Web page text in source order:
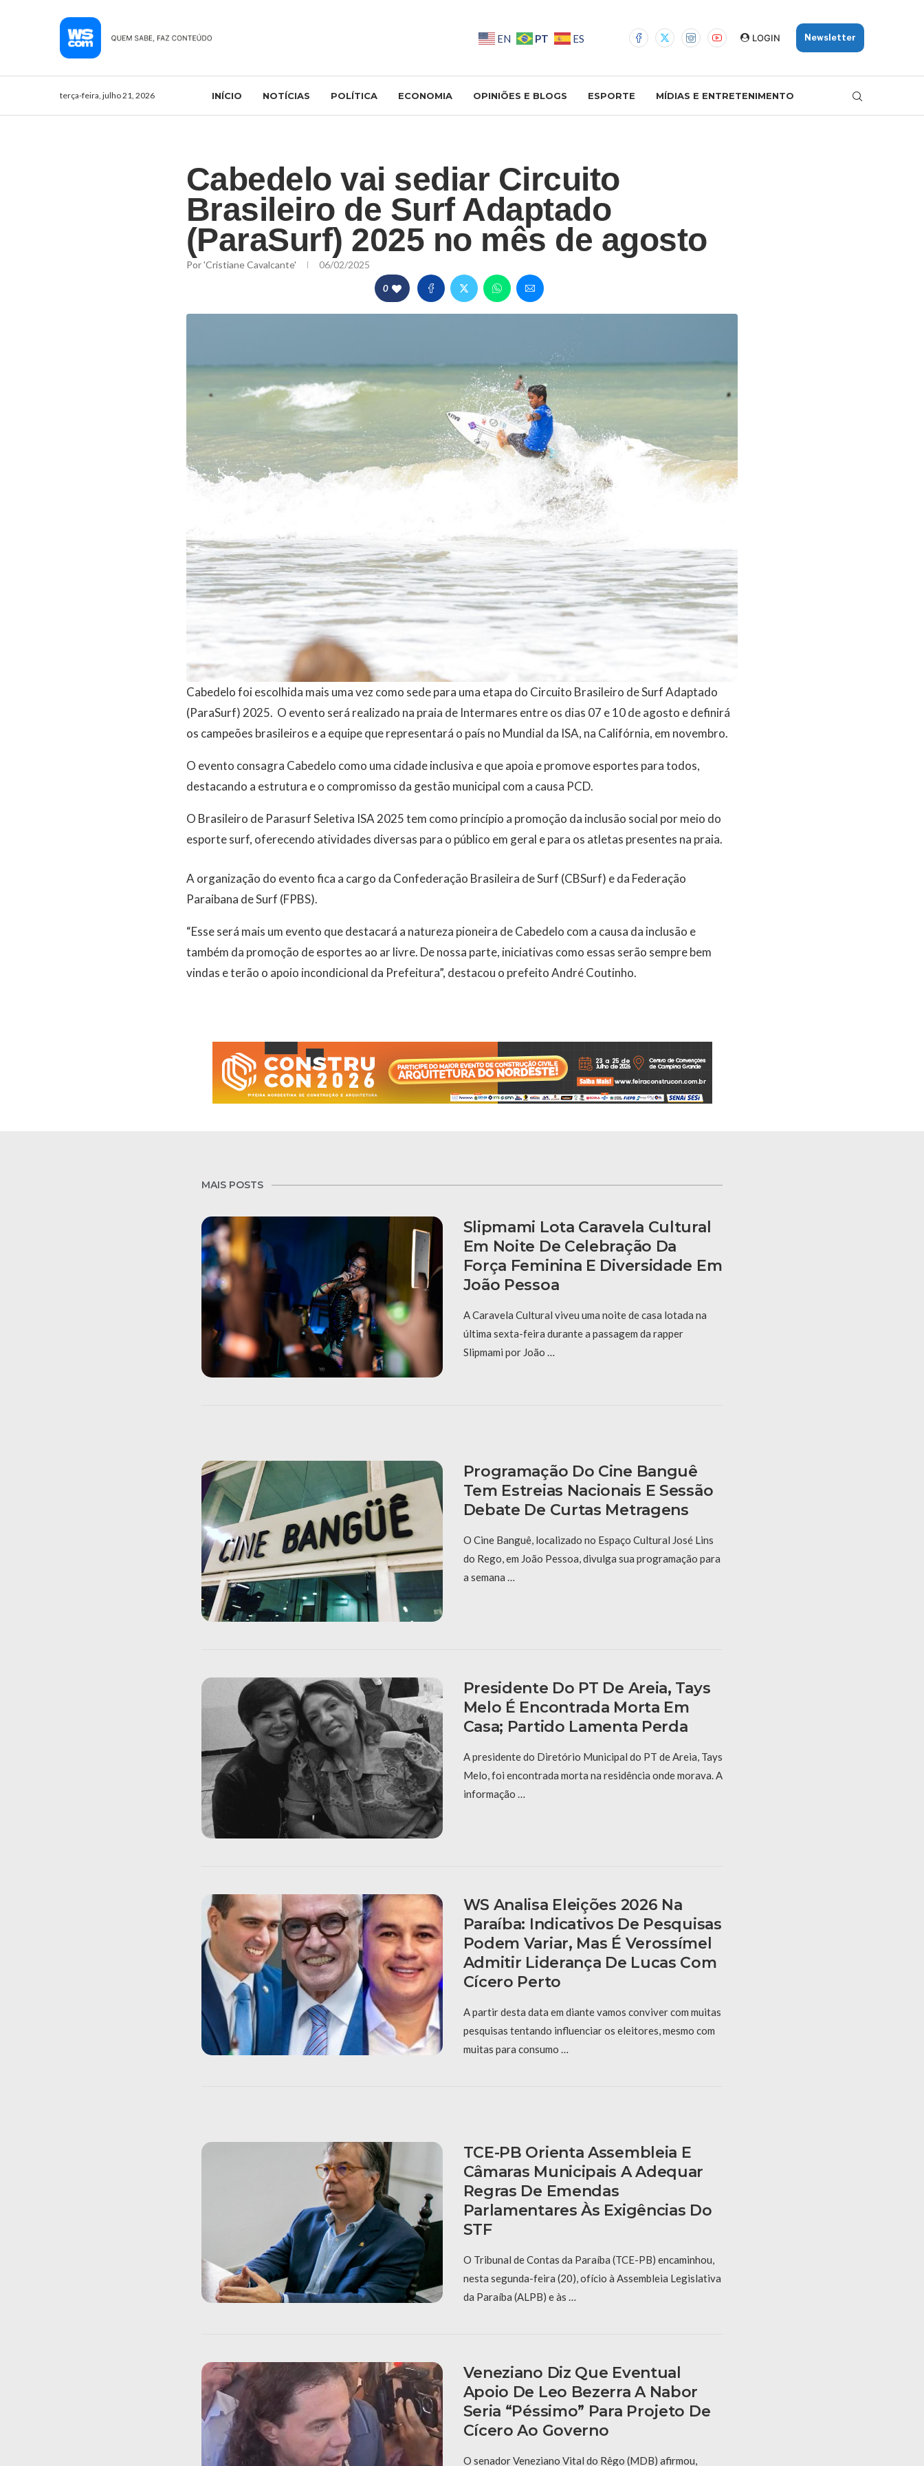
EN PT ES LOGIN Newsletter
terça-feira, julho 21, 2026 INÍCIO NOTÍCIAS POLÍTICA ECONOMIA OPINIÕES E BLOGS ESPORTE MÍDIAS E ENTRETENIMENTO
Cabedelo vai sediar Circuito
Brasileiro de Surf Adaptado
(ParaSurf) 2025 no mês de agosto
Por'Cristiane Cavalcante' 06/02/2025
0
Cabedelo foi escolhida mais uma vez como sede para uma etapa do Circuito Brasileiro de Surf Adaptado
(ParaSurf) 2025. O evento será realizado na praia de Intermares entre os dias 07 e 10 de agosto e definirá
os campeões brasileiros e a equipe que representará o país no Mundial da ISA, na Califórnia, em novembro.
O evento consagra Cabedelo como uma cidade inclusiva e que apoia e promove esportes para todos,
destacando a estrutura e o compromisso da gestão municipal com a causa PCD.
O Brasileiro de Parasurf Seletiva ISA 2025 tem como princípio a promoção da inclusão social por meio do
esporte surf, oferecendo atividades diversas para o público em geral e para os atletas presentes na praia.
A organização do evento fica a cargo da Confederação Brasileira de Surf (CBSurf) e da Federação
Paraibana de Surf (FPBS).
“Esse será mais um evento que destacará a natureza pioneira de Cabedelo com a causa da inclusão e
também da promoção de esportes ao ar livre. De nossa parte, iniciativas como essas serão sempre bem
vindas e terão o apoio incondicional da Prefeitura”, destacou o prefeito André Coutinho.
MAIS POSTS
Slipmami Lota Caravela Cultural
Em Noite De Celebração Da
Força Feminina E Diversidade Em
João Pessoa
A Caravela Cultural viveu uma noite de casa lotada na
última sexta-feira durante a passagem da rapper
Slipmami por João …
Programação Do Cine Banguê
Tem Estreias Nacionais E Sessão
Debate De Curtas Metragens
O Cine Banguê, localizado no Espaço Cultural José Lins
do Rego, em João Pessoa, divulga sua programação para
a semana …
Presidente Do PT De Areia, Tays
Melo É Encontrada Morta Em
Casa; Partido Lamenta Perda
A presidente do Diretório Municipal do PT de Areia, Tays
Melo, foi encontrada morta na residência onde morava. A
informação …
WS Analisa Eleições 2026 Na
Paraíba: Indicativos De Pesquisas
Podem Variar, Mas É Verossímel
Admitir Liderança De Lucas Com
Cícero Perto
A partir desta data em diante vamos conviver com muitas
pesquisas tentando influenciar os eleitores, mesmo com
muitas para consumo …
TCE-PB Orienta Assembleia E
Câmaras Municipais A Adequar
Regras De Emendas
Parlamentares Às Exigências Do
STF
O Tribunal de Contas da Paraíba (TCE-PB) encaminhou,
nesta segunda-feira (20), ofício à Assembleia Legislativa
da Paraíba (ALPB) e às …
Veneziano Diz Que Eventual
Apoio De Leo Bezerra A Nabor
Seria “péssimo” Para Projeto De
Cícero Ao Governo
O senador Veneziano Vital do Rêgo (MDB) afirmou,